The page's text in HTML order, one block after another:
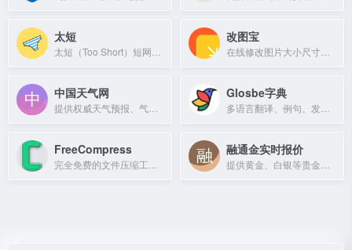
太短 改图宝
中国天气网 Glosbe字典
FreeCompress 融通金实时报价